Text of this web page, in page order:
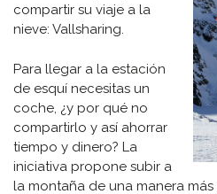
compartir su viaje a la
nieve: Vallsharing.
Para llegar a la estación
de esquí necesitas un
coche, ¿y por qué no
compartirlo y así ahorrar
tiempo y dinero? La
iniciativa propone subir a
la montaña de una manera